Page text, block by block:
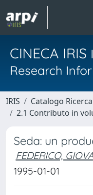
CINECA IRIS
Research
IRIS Catalogo
2.1 Contributo in
Seda: un
FEDERICO,
1995-01-01